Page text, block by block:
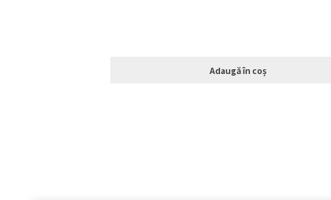
Adaugă în coș